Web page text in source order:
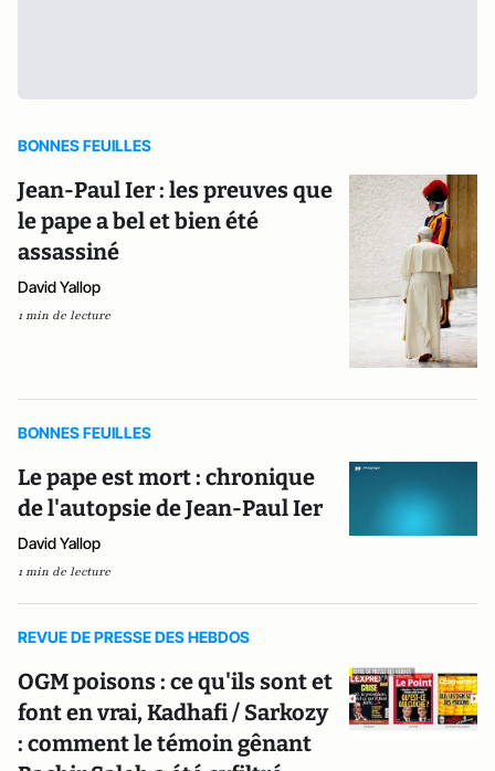
BONNES FEUILLES
Jean-Paul Ier : les preuves que
le pape a bel et bien été
assassiné
David Yallop
1 min de lecture
BONNES FEUILLES
Le pape est mort : chronique
de l'autopsie de Jean-Paul Ier
David Yallop
1 min de lecture
REVUE DE PRESSE DES HEBDOS
OGM poisons : ce qu'ils sont et
font en vrai, Kadhafi / Sarkozy
: comment le témoin gênant